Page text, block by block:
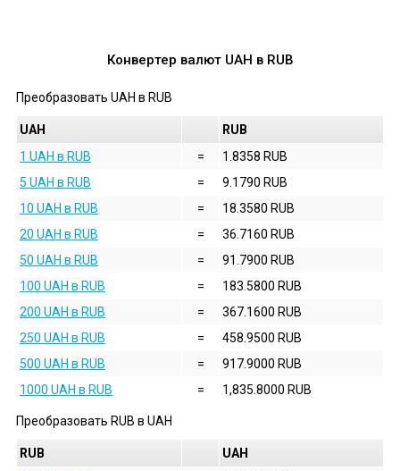
Конвертер валют UAH в RUB
Преобразовать UAH в RUB
UAH
RUB
1 UAH в RUB
=
1.8358 RUB
5 UAH в RUB
=
9.1790 RUB
10 UAH в RUB
=
18.3580 RUB
20 UAH в RUB
=
36.7160 RUB
50 UAH в RUB
=
91.7900 RUB
100 UAH в RUB
=
183.5800 RUB
200 UAH в RUB
=
367.1600 RUB
250 UAH в RUB
=
458.9500 RUB
500 UAH в RUB
=
917.9000 RUB
1000 UAH в RUB
= 1,835.8000 RUB
Преобразовать RUB в UAH
RUB
UAH